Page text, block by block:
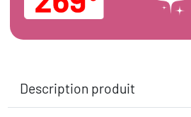
Description produit